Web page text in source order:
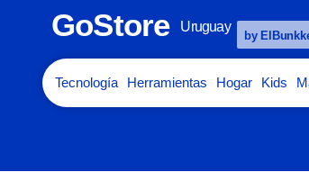
GoStore Uruguay
by
Tecnología Herramientas Hogar Kids